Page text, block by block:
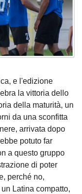
e l'edizione
la vittoria dello
della maturità, un
da una sconfitta
arrivata dopo
potuto far
a questo gruppo
di poter
perché no,
Latina compatto,